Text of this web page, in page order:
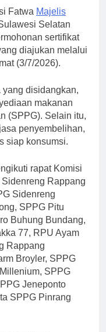
Fatwa Majelis
Selatan
sertifikat
diajukan melalui
(3/7/2026).
yang disidangkan,
makanan
(SPPG). Selain itu,
penyembelihan,
siap konsumsi.
rapat Komisi
Rappang
Sidenreng
SPPG Pitu
Buhung Bundang,
77, RPU Ayam
Rappang
Broyler, SPPG
SPPG
Jeneponto
SPPG Pinrang